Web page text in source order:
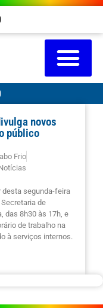
novos
público
Frio
desta segunda-feira
de
das 8h30 às 17h, e
de trabalho na
à serviços internos.